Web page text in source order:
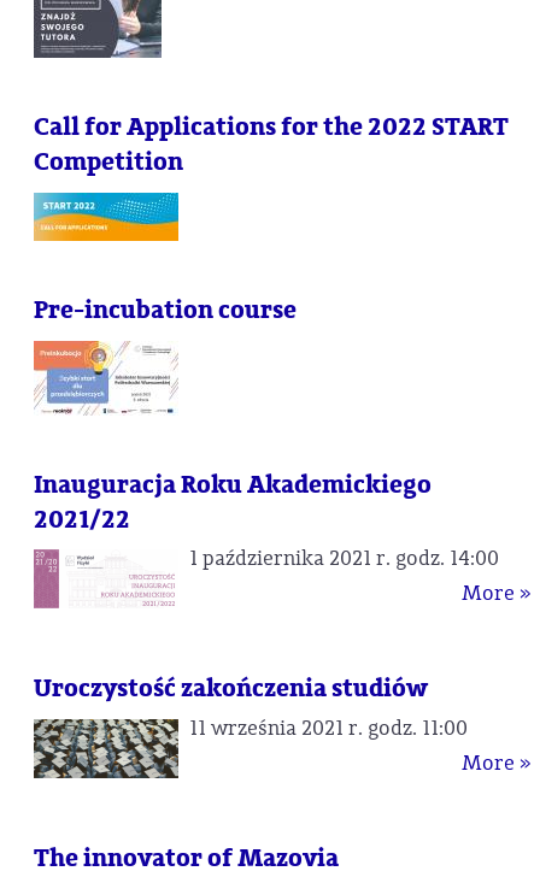
Call for Applications for the 2022 START
Competition
Pre-incubation course
Inauguracja Roku Akademickiego
2021/22
1 października 2021 r. godz. 14:00
More »
Uroczystość zakończenia studiów
11 września 2021 r. godz. 11:00
More »
The innovator of Mazovia